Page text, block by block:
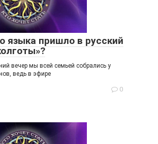
языка пришло в русский
вечер мы всей семьей собрались у
ведь в эфире
0